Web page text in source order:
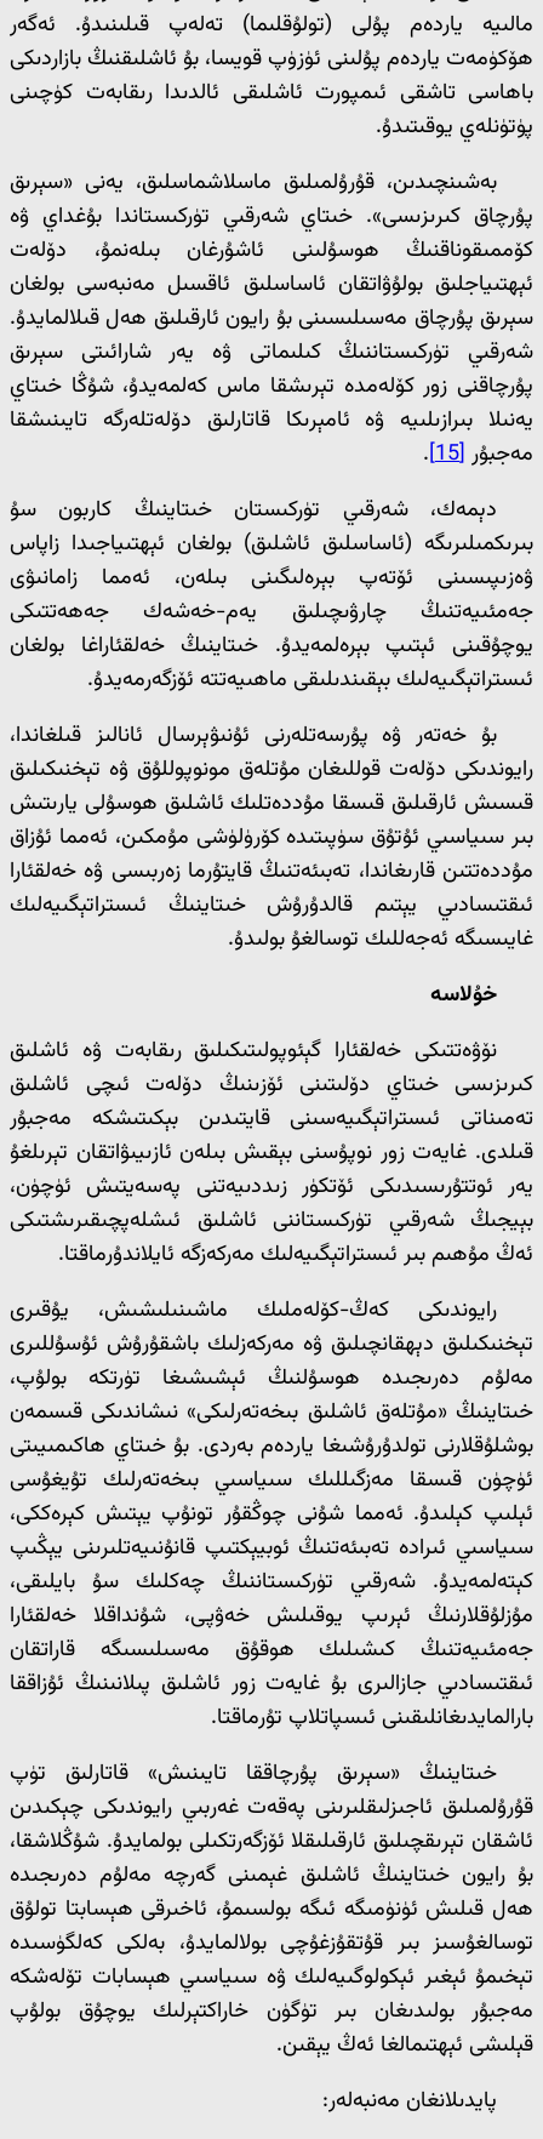
مالىيە ياردەم پۇلى (تولۇقلىما) تەلەپ قىلىنىدۇ. ئەگەر
ھۆكۈمەت ياردەم پۇلىنى ئۈزۈپ قويسا، بۇ ئاشلىقنىڭ بازاردىكى
باھاسى تاشقى ئىمپورت ئاشلىقى ئالدىدا رىقابەت كۈچىنى
پۈتۈنلەي يوقىتىدۇ.
بەشىنچىدىن، قۇرۇلمىلىق ماسلاشماسلىق، يەنى «سېرىق
پۇرچاق كىرىزىسى». خىتاي شەرقىي تۈركىستاندا بۇغداي ۋە
كۆممىقوناقنىڭ ھوسۇلىنى ئاشۇرغان بىلەنمۇ، دۆلەت
ئېھتىياجلىق بولۇۋاتقان ئاساسلىق ئاقسىل مەنبەسى بولغان
سېرىق پۇرچاق مەسىلىسىنى بۇ رايون ئارقىلىق ھەل قىلالمايدۇ.
شەرقىي تۈركىستاننىڭ كىلىماتى ۋە يەر شارائىتى سېرىق
پۇرچاقنى زور كۆلەمدە تېرىشقا ماس كەلمەيدۇ، شۇڭا خىتاي
يەنىلا بىرازىلىيە ۋە ئامېرىكا قاتارلىق دۆلەتلەرگە تايىنىشقا
مەجبۇر [15]
.
دېمەك، شەرقىي تۈركىستان خىتاينىڭ كاربون سۇ
بىرىكمىلىرىگە (ئاساسلىق ئاشلىق) بولغان ئېھتىياجىدا زاپاس
ۋەزىپىسىنى ئۆتەپ بېرەلىگىنى بىلەن، ئەمما زامانىۋى
جەمئىيەتنىڭ چارۋىچىلىق يەم-خەشەك جەھەتتىكى
يوچۇقىنى ئېتىپ بېرەلمەيدۇ. خىتاينىڭ خەلقئاراغا بولغان
ئىستراتېگىيەلىك بېقىندىلىقى ماھىيەتتە ئۆزگەرمەيدۇ.
بۇ خەتەر ۋە پۇرسەتلەرنى ئۇنىۋېرسال ئانالىز قىلغاندا،
رايوندىكى دۆلەت قوللىغان مۇتلەق مونوپوللۇق ۋە تېخنىكىلىق
قىسىش ئارقىلىق قىسقا مۇددەتلىك ئاشلىق ھوسۇلى يارىتىش
بىر سىياسىي ئۇتۇق سۈپىتىدە كۆرۈلۈشى مۇمكىن، ئەمما ئۇزاق
مۇددەتتىن قارىغاندا، تەبىئەتنىڭ قايتۇرما زەربىسى ۋە خەلقئارا
ئىقتىسادىي يېتىم قالدۇرۇش خىتاينىڭ ئىستراتېگىيەلىك
غايىسىگە ئەجەللىك توسالغۇ بولىدۇ.
خۇلاسە
نۆۋەتتىكى خەلقئارا گېئوپولىتىكىلىق رىقابەت ۋە ئاشلىق
كىرىزىسى خىتاي دۆلىتىنى ئۆزىنىڭ دۆلەت ئىچى ئاشلىق
تەمىناتى ئىستراتېگىيەسىنى قايتىدىن بېكىتىشكە مەجبۇر
قىلدى. غايەت زور نوپۇسنى بېقىش بىلەن ئازىيىۋاتقان تېرىلغۇ
يەر ئوتتۇرىسىدىكى ئۆتكۈر زىددىيەتنى پەسەيتىش ئۈچۈن،
بېيجىڭ شەرقىي تۈركىستاننى ئاشلىق ئىشلەپچىقىرىشتىكى
ئەڭ مۇھىم بىر ئىستراتېگىيەلىك مەركەزگە ئايلاندۇرماقتا.
رايوندىكى كەڭ-كۆلەملىك ماشىنىلىشىش، يۇقىرى
تېخنىكىلىق دېھقانچىلىق ۋە مەركەزلىك باشقۇرۇش ئۇسۇللىرى
مەلۇم دەرىجىدە ھوسۇلنىڭ ئېشىشىغا تۈرتكە بولۇپ،
خىتاينىڭ «مۇتلەق ئاشلىق بىخەتەرلىكى» نىشاندىكى قىسمەن
بوشلۇقلارنى تولدۇرۇشىغا ياردەم بەردى. بۇ خىتاي ھاكىمىيىتى
ئۈچۈن قىسقا مەزگىللىك سىياسىي بىخەتەرلىك تۇيغۇسى
ئېلىپ كېلىدۇ. ئەمما شۇنى چوڭقۇر تونۇپ يېتىش كېرەككى،
سىياسىي ئىرادە تەبىئەتنىڭ ئوبيېكتىپ قانۇنىيەتلىرىنى يېڭىپ
كېتەلمەيدۇ. شەرقىي تۈركىستاننىڭ چەكلىك سۇ بايلىقى،
مۇزلۇقلارنىڭ ئېرىپ يوقىلىش خەۋپى، شۇنداقلا خەلقئارا
جەمئىيەتنىڭ كىشىلىك ھوقۇق مەسىلىسىگە قاراتقان
ئىقتىسادىي جازالىرى بۇ غايەت زور ئاشلىق پىلانىنىڭ ئۇزاققا
بارالمايدىغانلىقىنى ئىسپاتلاپ تۇرماقتا.
خىتاينىڭ «سېرىق پۇرچاققا تايىنىش» قاتارلىق تۈپ
قۇرۇلمىلىق ئاجىزلىقلىرىنى پەقەت غەربىي رايوندىكى چېكىدىن
ئاشقان تېرىقچىلىق ئارقىلىقلا ئۆزگەرتكىلى بولمايدۇ. شۇڭلاشقا،
بۇ رايون خىتاينىڭ ئاشلىق غېمىنى گەرچە مەلۇم دەرىجىدە
ھەل قىلىش ئۈنۈمىگە ئىگە بولسىمۇ، ئاخىرقى ھېسابتا تولۇق
توسالغۇسىز بىر قۇتقۇزغۇچى بولالمايدۇ، بەلكى كەلگۈسىدە
تېخىمۇ ئېغىر ئېكولوگىيەلىك ۋە سىياسىي ھېسابات تۆلەشكە
مەجبۇر بولىدىغان بىر تۈگۈن خاراكتېرلىك يوچۇق بولۇپ
قېلىشى ئېھتىمالغا ئەڭ يېقىن.
پايدىلانغان مەنبەلەر: